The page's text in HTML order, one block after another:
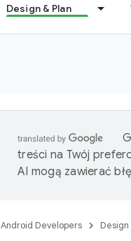
Design & Plan
treści na Twój
AI mogą zawierać
Android Developers Design